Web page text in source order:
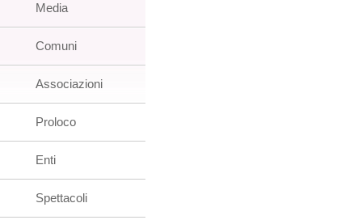
Media
Comuni
Associazioni
Proloco
Enti
Spettacoli